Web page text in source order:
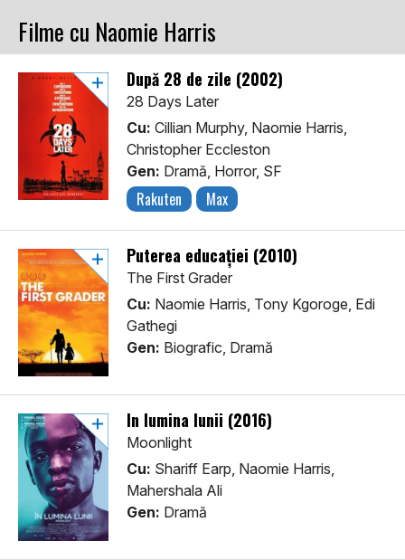
Filme cu Naomie Harris
După 28 de zile (2002)
28 Days Later
Cu: Cillian Murphy, Naomie Harris,
Christopher Eccleston
Gen: Dramă, Horror, SF
Rakuten Max
Puterea educației (2010)
The First Grader
Cu: Naomie Harris, Tony Kgoroge, Edi
Gathegi
Gen: Biografic, Dramă
În lumina lunii (2016)
Moonlight
Cu: Shariff Earp, Naomie Harris,
Mahershala Ali
Gen: Dramă